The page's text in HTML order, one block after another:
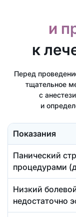
и
к
Перед
тщательное
с
и
Показания
Панический
процедурами
Низкий
недостаточно